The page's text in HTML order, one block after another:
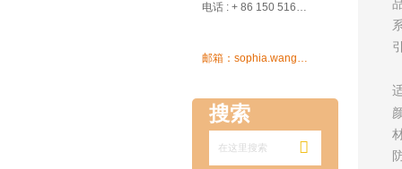
电话 : + 86 150 5162 5639

搜索
